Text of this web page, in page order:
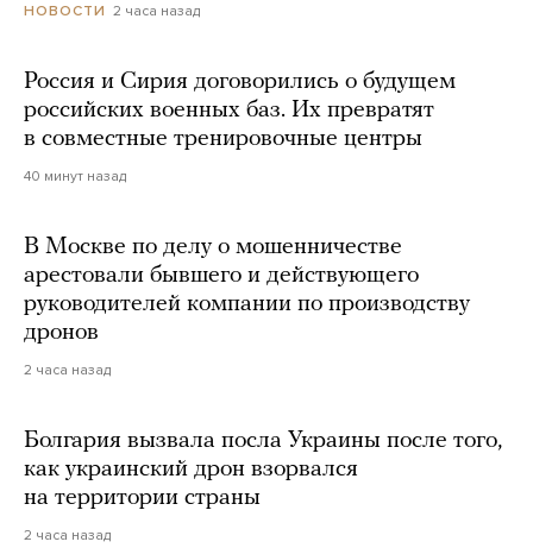
НОВОСТИ 2 часа назад
Россия и Сирия договорились о будущем
российских военных баз. Их превратят
в совместные тренировочные центры
40 минут назад
В Москве по делу о мошенничестве
арестовали бывшего и действующего
руководителей компании по производству
дронов
2 часа назад
Болгария вызвала посла Украины после того,
как украинский дрон взорвался
на территории страны
2 часа назад